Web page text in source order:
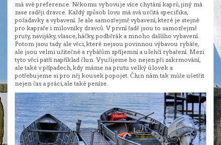
má své preference. Někomu vyhovuje více chytání kaprů, jiný má
zase raději dravce. Každý způsob lovu má svá určitá specifika,
požadavky a vybavení. Je ale samozřejmě vybavení, které je stejné
pro kapraře i milovníky dravců. V první řadě jsou to samozřejmě
pruty, navijáky, vlasce, háčky, podběrák a mnoho dalšího vybavení.
Potom jsou tady ale věci, které nejsou povinnou výbavou rybáře,
ale jsou velmi užitečné a rybářům zpříjemní a ulehčí rybaření. Mezi
tyto věci patří například člun. Využijeme ho nejen při zakrmování,
ale také v případech, kdy máme na prutu velký úlovek a
potřebujeme si pro něj kousek popojet. Člun nám tak může ušetřit
nejen čas a práci, ale také peníze.